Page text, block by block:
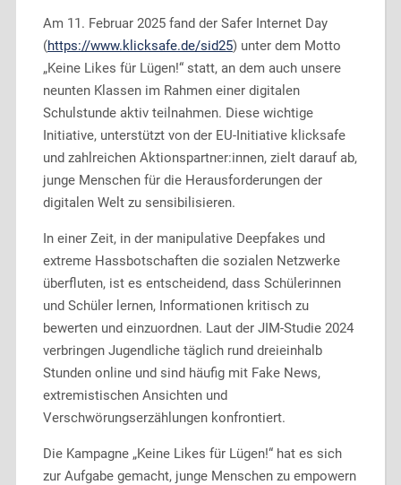
Am 11. Februar 2025 fand der Safer Internet Day
(https://www.klicksafe.de/sid25) unter dem Motto
„Keine Likes für Lügen!“ statt, an dem auch unsere
neunten Klassen im Rahmen einer digitalen
Schulstunde aktiv teilnahmen. Diese wichtige
Initiative, unterstützt von der EU-Initiative klicksafe
und zahlreichen Aktionspartner:innen, zielt darauf ab,
junge Menschen für die Herausforderungen der
digitalen Welt zu sensibilisieren.
In einer Zeit, in der manipulative Deepfakes und
extreme Hassbotschaften die sozialen Netzwerke
überfluten, ist es entscheidend, dass Schülerinnen
und Schüler lernen, Informationen kritisch zu
bewerten und einzuordnen. Laut der JIM-Studie 2024
verbringen Jugendliche täglich rund dreieinhalb
Stunden online und sind häufig mit Fake News,
extremistischen Ansichten und
Verschwörungserzählungen konfrontiert.
Die Kampagne „Keine Likes für Lügen!“ hat es sich
zur Aufgabe gemacht, junge Menschen zu empowern